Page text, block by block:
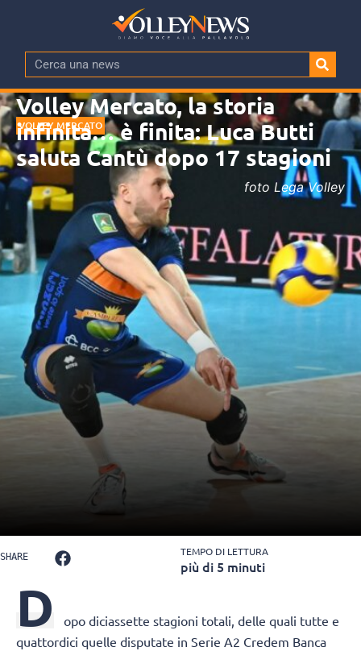
VOLLEY MERCATO
Volley Mercato, la storia
infinita… è finita: Luca Butti
saluta Cantù dopo 17 stagioni
foto Lega Volley
SHARE TEMPO DI LETTURA
più di 5 minuti
D
opo diciassette stagioni totali, delle quali tutte e
quattordici quelle disputate in Serie A2 Credem Banca